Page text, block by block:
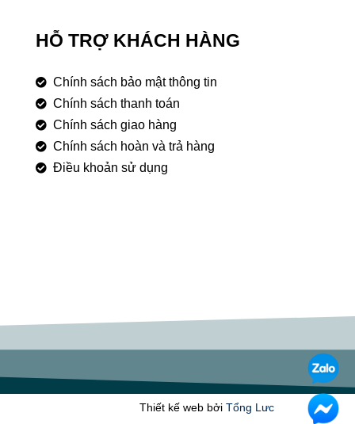
HỖ TRỢ KHÁCH HÀNG
Chính sách bảo mật thông tin
Chính sách thanh toán
Chính sách giao hàng
Chính sách hoàn và trả hàng
Điều khoản sử dụng
Thiết kế web bởi Tổng Lưc